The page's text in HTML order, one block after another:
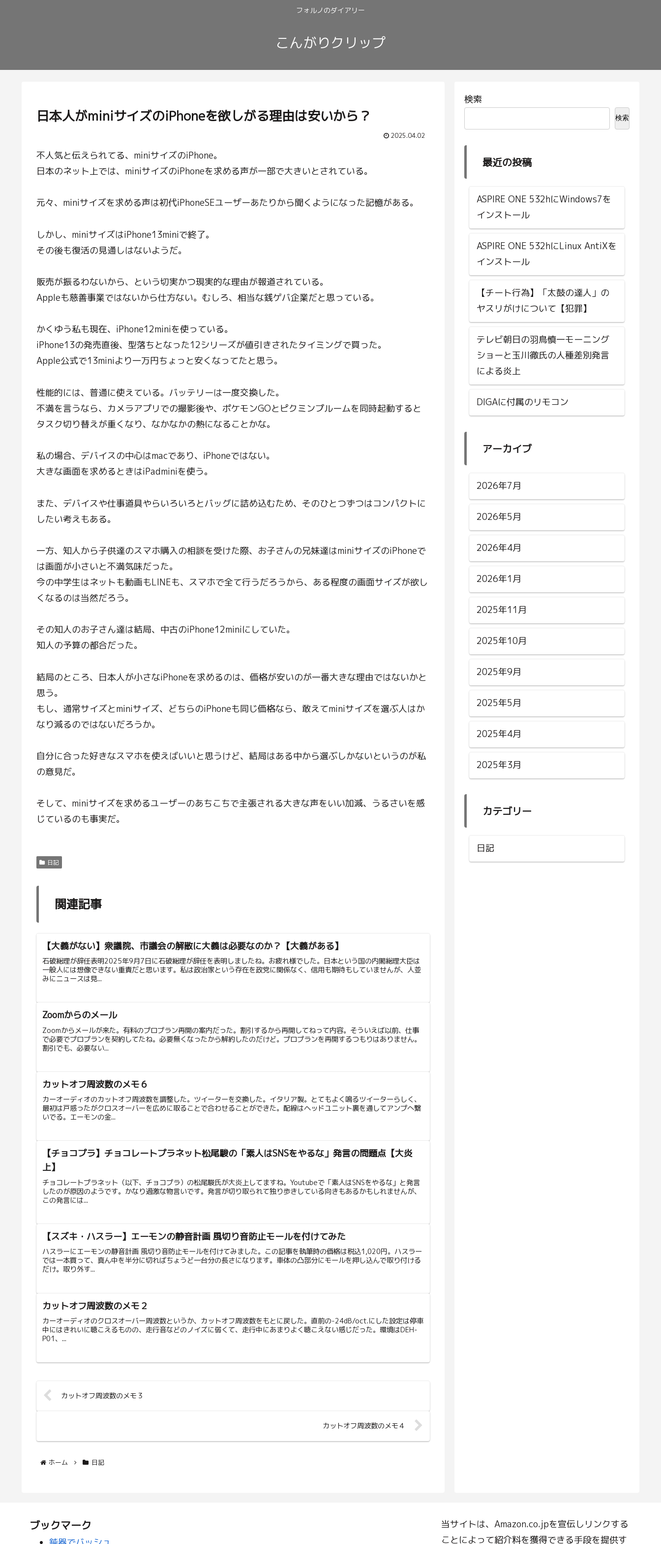
フォルノのダイアリー
こんがりクリップ
日本人がminiサイズのiPhoneを欲しがる理由は安いから？
2025.04.02
不人気と伝えられてる、miniサイズのiPhone。
日本のネット上では、miniサイズのiPhoneを求める声が一部で大きいとされている。
元々、miniサイズを求める声は初代iPhoneSEユーザーあたりから聞くようになった記憶がある。
しかし、miniサイズはiPhone13miniで終了。
その後も復活の見通しはないようだ。
販売が振るわないから、という切実かつ現実的な理由が報道されている。
Appleも慈善事業ではないから仕方ない。むしろ、相当な銭ゲバ企業だと思っている。
かくゆう私も現在、iPhone12miniを使っている。
iPhone13の発売直後、型落ちとなった12シリーズが値引きされたタイミングで買った。
Apple公式で13miniより一万円ちょっと安くなってたと思う。
性能的には、普通に使えている。バッテリーは一度交換した。
不満を言うなら、カメラアプリでの撮影後や、ポケモンGOとピクミンプルームを同時起動すると
タスク切り替えが重くなり、なかなかの熱になることかな。
私の場合、デバイスの中心はmacであり、iPhoneではない。
大きな画面を求めるときはiPadminiを使う。
また、デバイスや仕事道具やらいろいろとバッグに詰め込むため、そのひとつずつはコンパクトに
したい考えもある。
一方、知人から子供達のスマホ購入の相談を受けた際、お子さんの兄妹達はminiサイズのiPhoneで
は画面が小さいと不満気味だった。
今の中学生はネットも動画もLINEも、スマホで全て行うだろうから、ある程度の画面サイズが欲し
くなるのは当然だろう。
その知人のお子さん達は結局、中古のiPhone12miniにしていた。
知人の予算の都合だった。
結局のところ、日本人が小さなiPhoneを求めるのは、価格が安いのが一番大きな理由ではないかと
思う。
もし、通常サイズとminiサイズ、どちらのiPhoneも同じ価格なら、敢えてminiサイズを選ぶ人はか
なり減るのではないだろうか。
自分に合った好きなスマホを使えばいいと思うけど、結局はある中から選ぶしかないというのが私
の意見だ。
そして、miniサイズを求めるユーザーのあちこちで主張される大きな声をいい加減、うるさいを感
じているのも事実だ。
日記
関連記事
【大義がない】衆議院、市議会の解散に大義は必要なのか？【大義がある】
石破総理が辞任表明2025年9月7日に石破総理が辞任を表明しましたね。お疲れ様でした。日本という国の内閣総理大臣は
一般人には想像できない重責だと思います。私は政治家という存在を政党に関係なく、信用も期待もしていませんが、人並
みにニュースは見...
Zoomからのメール
Zoomからメールが来た。有料のプロプラン再開の案内だった。割引するから再開してねって内容。そういえば以前、仕事
で必要でプロプランを契約してたね。必要無くなったから解約したのだけど。プロプランを再開するつもりはありません。
割引でも、必要ない...
カットオフ周波数のメモ６
カーオーディオのカットオフ周波数を調整した。ツイーターを交換した。イタリア製。とてもよく鳴るツイーターらしく、
最初は戸惑ったがクロスオーバーを広めに取ることで合わせることができた。配線はヘッドユニット裏を通してアンプへ繋
いでる。エーモンの金...
【チョコプラ】チョコレートプラネット松尾駿の「素人はSNSをやるな」発言の問題点【大炎
上】
チョコレートプラネット（以下、チョコプラ）の松尾駿氏が大炎上してますね。Youtubeで「素人はSNSをやるな」と発言
したのが原因のようです。かなり過激な物言いです。発言が切り取られて独り歩きしている向きもあるかもしれませんが、
この発言には...
【スズキ・ハスラー】エーモンの静音計画 風切り音防止モールを付けてみた
ハスラーにエーモンの静音計画 風切り音防止モールを付けてみました。この記事を執筆時の価格は税込1,020円。ハスラー
では一本買って、真ん中を半分に切ればちょうど一台分の長さになります。車体の凸部分にモールを押し込んで取り付ける
だけ。取り外す...
カットオフ周波数のメモ２
カーオーディオのクロスオーバー周波数というか、カットオフ周波数をもとに戻した。直前の-24dB/oct.にした設定は停車
中にはきれいに聴こえるものの、走行音などのノイズに弱くて、走行中にあまりよく聴こえない感じだった。環境はDEH-
P01、...
カットオフ周波数のメモ３
カットオフ周波数のメモ４
ホーム 日記
検索
検索
最近の投稿
ASPIRE ONE 532hにWindows7を
インストール
ASPIRE ONE 532hにLinux AntiXを
インストール
【チート行為】「太鼓の達人」の
ヤスリがけについて【犯罪】
テレビ朝日の羽鳥慎一モーニング
ショーと玉川徹氏の人種差別発言
による炎上
DIGAに付属のリモコン
アーカイブ
2026年7月
2026年5月
2026年4月
2026年1月
2025年11月
2025年10月
2025年9月
2025年5月
2025年4月
2025年3月
カテゴリー
日記
ブックマーク
当サイトは、Amazon.co.jpを宣伝しリンクする
ことによって紹介料を獲得できる手段を提供す